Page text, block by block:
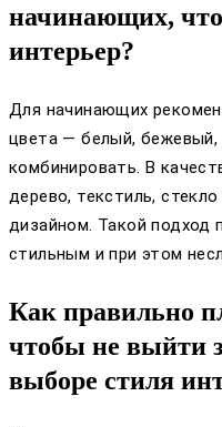
начинающих,
интерьер?
Для начинающих
цвета — белый, бежевый,
комбинировать. В
дерево, текстиль,
дизайном. Такой подход
стильным и при этом
Как правильно
чтобы не выйти
выборе стиля